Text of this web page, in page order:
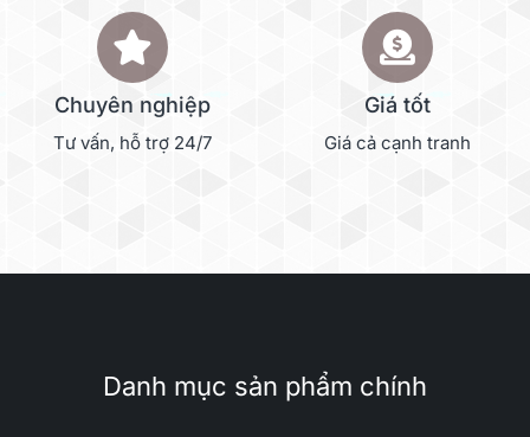
Chuyên nghiệp
Tư vấn, hỗ trợ 24/7
Giá tốt
Giá cả cạnh tranh
Danh mục sản phẩm chính